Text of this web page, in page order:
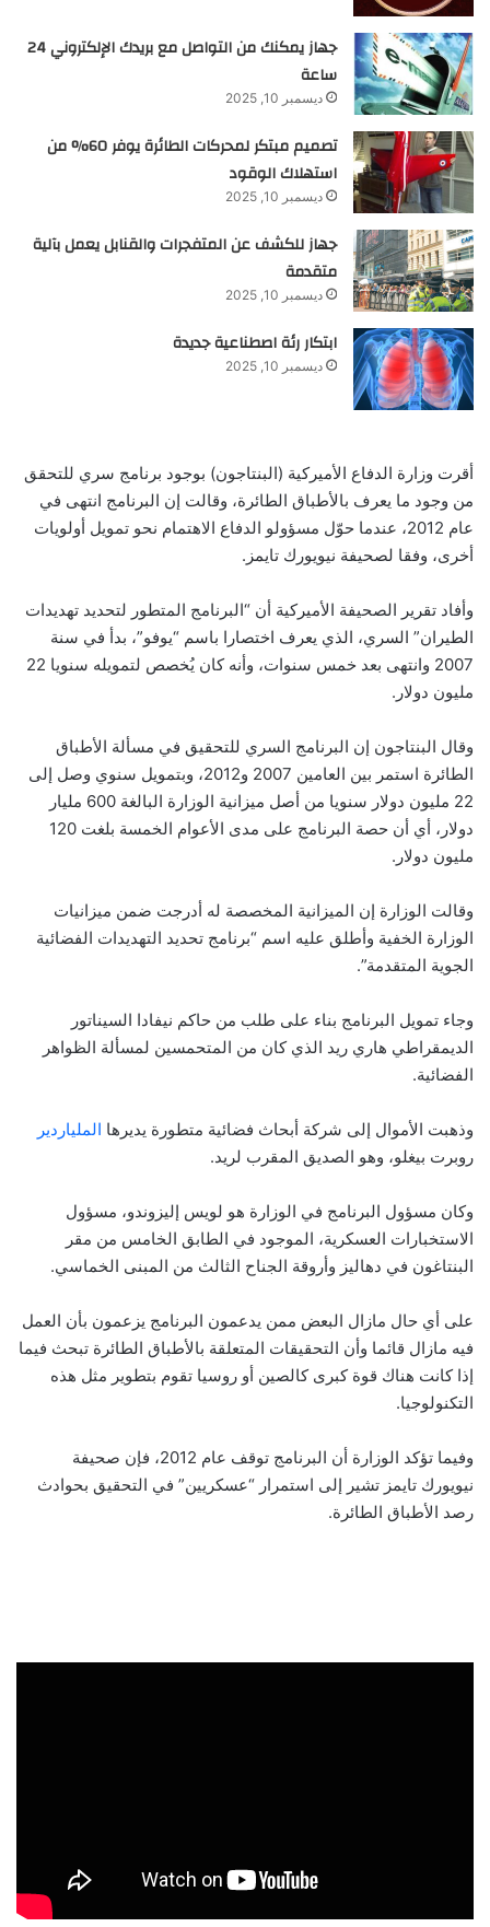
جهاز يمكنك من التواصل مع بريدك الإلكتروني 24
ساعة
ديسمبر 10, 2025
تصميم مبتكر لمحركات الطائرة يوفر 60% من
استهلاك الوقود
ديسمبر 10, 2025
جهاز للكشف عن المتفجرات والقنابل يعمل بآلية
متقدمة
ديسمبر 10, 2025
ابتكار رئة اصطناعية جديدة
ديسمبر 10, 2025
أقرت وزارة الدفاع الأميركية (البنتاجون) بوجود برنامج سري للتحقق
من وجود ما يعرف بالأطباق الطائرة، وقالت إن البرنامج انتهى في
عام 2012، عندما حوّل مسؤولو الدفاع الاهتمام نحو تمويل أولويات
أخرى، وفقا لصحيفة نيويورك تايمز.
وأفاد تقرير الصحيفة الأميركية أن “البرنامج المتطور لتحديد تهديدات
الطيران” السري، الذي يعرف اختصارا باسم “يوفو”، بدأ في سنة
2007 وانتهى بعد خمس سنوات، وأنه كان يُخصص لتمويله سنويا 22
مليون دولار.
وقال البنتاجون إن البرنامج السري للتحقيق في مسألة الأطباق
الطائرة استمر بين العامين 2007 و2012، وبتمويل سنوي وصل إلى
22 مليون دولار سنويا من أصل ميزانية الوزارة البالغة 600 مليار
دولار، أي أن حصة البرنامج على مدى الأعوام الخمسة بلغت 120
مليون دولار.
وقالت الوزارة إن الميزانية المخصصة له أدرجت ضمن ميزانيات
الوزارة الخفية وأطلق عليه اسم “برنامج تحديد التهديدات الفضائية
الجوية المتقدمة”.
وجاء تمويل البرنامج بناء على طلب من حاكم نيفادا السيناتور
الديمقراطي هاري ريد الذي كان من المتحمسين لمسألة الظواهر
الفضائية.
وذهبت الأموال إلى شركة أبحاث فضائية متطورة يديرها الملياردير
روبرت بيغلو، وهو الصديق المقرب لريد.
وكان مسؤول البرنامج في الوزارة هو لويس إليزوندو، مسؤول
الاستخبارات العسكرية، الموجود في الطابق الخامس من مقر
البنتاغون في دهاليز وأروقة الجناح الثالث من المبنى الخماسي.
على أي حال مازال البعض ممن يدعمون البرنامج يزعمون بأن العمل
فيه مازال قائما وأن التحقيقات المتعلقة بالأطباق الطائرة تبحث فيما
إذا كانت هناك قوة كبرى كالصين أو روسيا تقوم بتطوير مثل هذه
التكنولوجيا.
وفيما تؤكد الوزارة أن البرنامج توقف عام 2012، فإن صحيفة
نيويورك تايمز تشير إلى استمرار “عسكريين” في التحقيق بحوادث
رصد الأطباق الطائرة.